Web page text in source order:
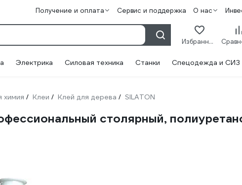
Получение и оплата Сервис и поддержка О нас
Избранное
Электрика Силовая техника Станки Спецодежда и СИЗ
химия / Клеи / Клей для дерева / SILATON
столярный,